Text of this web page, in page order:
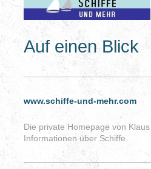
Auf einen Blick
www.schiffe-und-mehr.com
Die private Homepage von
Informationen über Schiffe.